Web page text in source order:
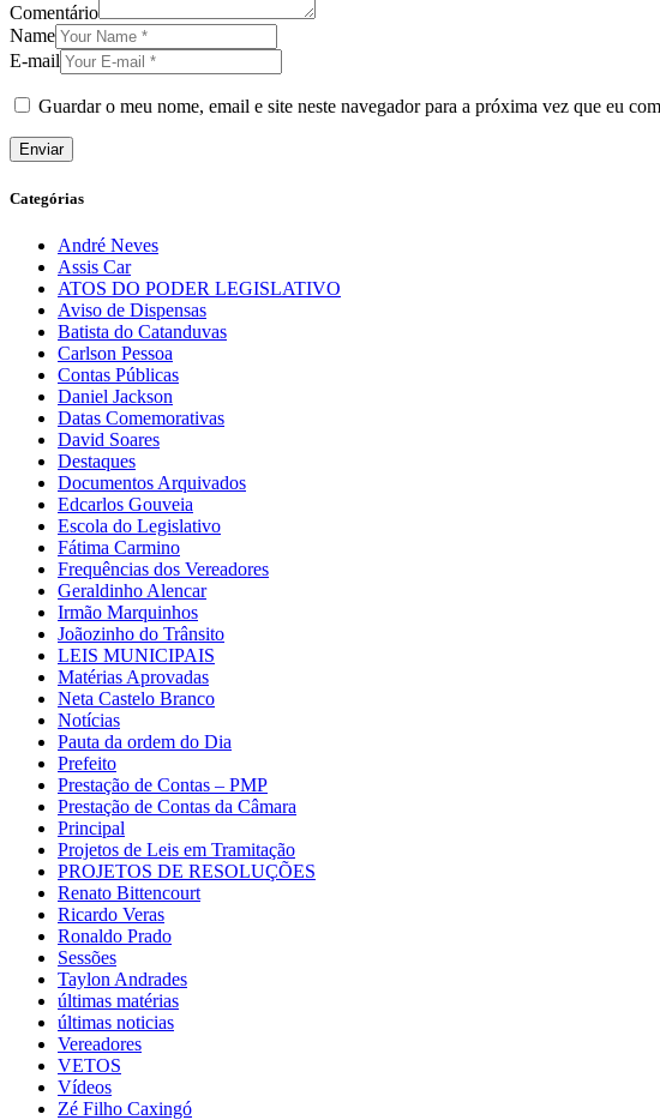
Comentário
Name
E-mail
Guardar o meu nome, email e site neste navegador para a próxima vez que eu
Categórias
André Neves
Assis Car
ATOS DO PODER LEGISLATIVO
Aviso de Dispensas
Batista do Catanduvas
Carlson Pessoa
Contas Públicas
Daniel Jackson
Datas Comemorativas
David Soares
Destaques
Documentos Arquivados
Edcarlos Gouveia
Escola do Legislativo
Fátima Carmino
Frequências dos Vereadores
Geraldinho Alencar
Irmão Marquinhos
Joãozinho do Trânsito
LEIS MUNICIPAIS
Matérias Aprovadas
Neta Castelo Branco
Notícias
Pauta da ordem do Dia
Prefeito
Prestação de Contas – PMP
Prestação de Contas da Câmara
Principal
Projetos de Leis em Tramitação
PROJETOS DE RESOLUÇÕES
Renato Bittencourt
Ricardo Veras
Ronaldo Prado
Sessões
Taylon Andrades
últimas matérias
últimas noticias
Vereadores
VETOS
Vídeos
Zé Filho Caxingó